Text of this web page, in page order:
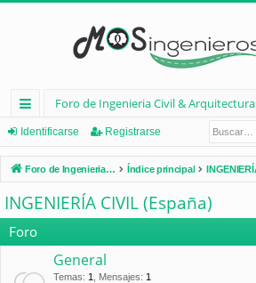
nl
ac
es
rá
pi
d
Foro de Ingenieria Civil & Arquitectura
Identificarse Registrarse
Foro de Ingenieria Civil & Arquitectura Índice principal
INGENIERÍA CIVIL (España)
Foro
General
Temas: 1 Mensajes: 1